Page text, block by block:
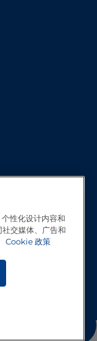
性化设计内容和
交媒体、广告和
Cookie 政策